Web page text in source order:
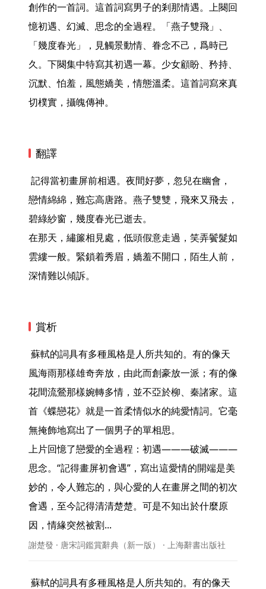
創作的一首詞。這首詞寫男子的剎那情遇。上闋回
憶初遇、幻滅、思念的全過程。「燕子雙飛」、
「幾度春光」，見觸景動情、眷念不己，爲時已
久。下闋集中特寫其初遇一幕。少女顧盼、矜持、
沉默、怕羞，風態嬌美，情態溫柔。這首詞寫來真
切樸實，攝魄傳神。
翻譯
戀情綿綿，難忘高唐路。燕子雙雙，飛來又飛去，
碧綠紗窗，幾度春光已逝去。
在那天，繡簾相見處，低頭假意走過，笑弄鬢髮如
雲縷一般。緊鎖着秀眉，嬌羞不開口，陌生人前，
深情難以傾訴。
賞析
風海雨那樣雄奇奔放，由此而創豪放一派；有的像
花間流鶯那樣婉轉多情，並不亞於柳、秦諸家。這
首《蝶戀花》就是一首柔情似水的純愛情詞。它毫
無掩飾地寫出了一個男子的單相思。
上片回憶了戀愛的全過程：初遇———破滅———
思念。“記得畫屏初會遇”，寫出這愛情的開端是美
妙的，令人難忘的，與心愛的人在畫屏之間的初次
會遇，至今記得清清楚楚。可是不知出於什麼原
因，情緣突然被割...
謝楚發 · 唐宋詞鑑賞辭典（新一版） · 上海辭書出版社